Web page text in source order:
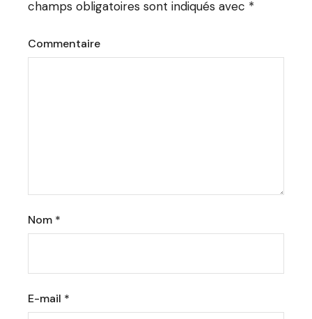
champs obligatoires sont indiqués avec *
Commentaire
Nom *
E-mail *